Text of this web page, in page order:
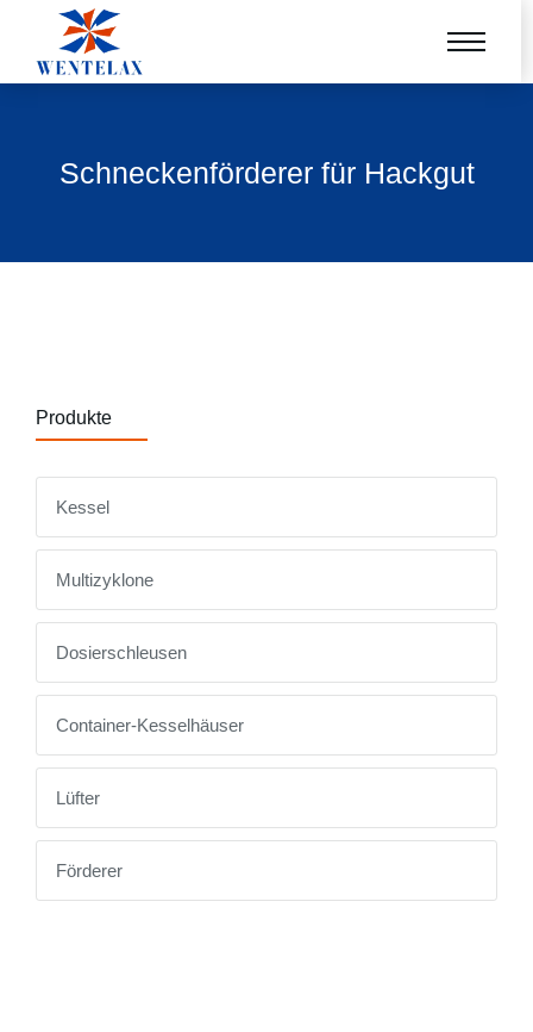
Schneckenförderer für Hackgut
Produkte
Kessel
Multizyklone
Dosierschleusen
Container-Kesselhäuser
Lüfter
Förderer